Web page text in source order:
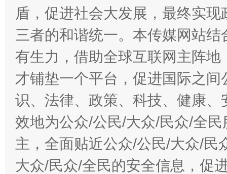
盾，促进社会大发展，最终实
三者的和谐统一。本传媒网站
有生力，借助全球互联网主阵
才铺垫一个平台，促进国际之
识、法律、政策、科技、健康
效地为公众/公民/大众/民众/全
主，全面贴近公众/公民/大众/民
大众/民众/全民的安全信息，促